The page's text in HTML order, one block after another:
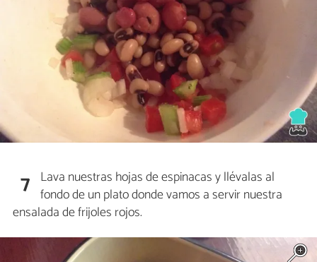
7 Lava nuestras hojas de espinacas y llévalas al
fondo de un plato donde vamos a servir nuestra
ensalada de frijoles rojos.